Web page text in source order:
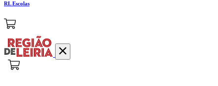
RL Escolas